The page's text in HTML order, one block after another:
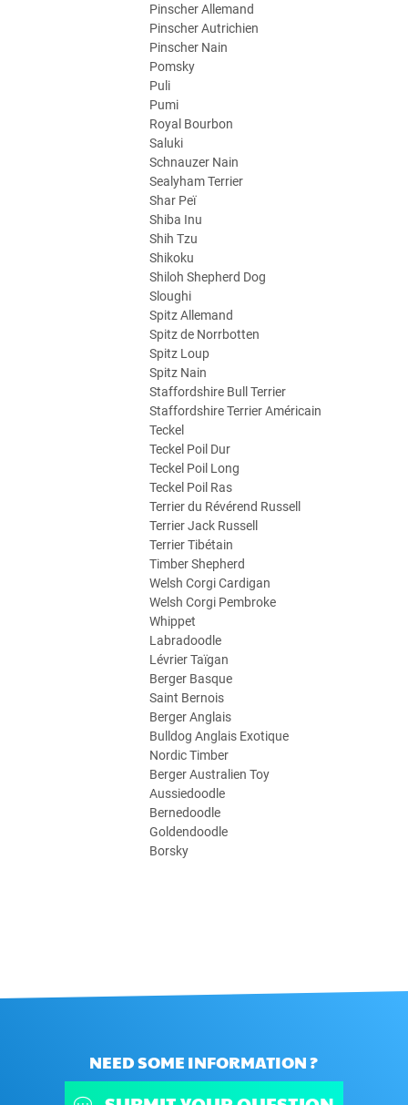
Pinscher Allemand
Pinscher Autrichien
Pinscher Nain
Pomsky
Puli
Pumi
Royal Bourbon
Saluki
Schnauzer Nain
Sealyham Terrier
Shar Peï
Shiba Inu
Shih Tzu
Shikoku
Shiloh Shepherd Dog
Sloughi
Spitz Allemand
Spitz de Norrbotten
Spitz Loup
Spitz Nain
Staffordshire Bull Terrier
Staffordshire Terrier Américain
Teckel
Teckel Poil Dur
Teckel Poil Long
Teckel Poil Ras
Terrier du Révérend Russell
Terrier Jack Russell
Terrier Tibétain
Timber Shepherd
Welsh Corgi Cardigan
Welsh Corgi Pembroke
Whippet
Labradoodle
Lévrier Taïgan
Berger Basque
Saint Bernois
Berger Anglais
Bulldog Anglais Exotique
Nordic Timber
Berger Australien Toy
Aussiedoodle
Bernedoodle
Goldendoodle
Borsky
NEED SOME INFORMATION ?